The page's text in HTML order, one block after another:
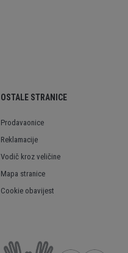
OSTALE STRANICE
Prodavaonice
Reklamacije
Vodič kroz veličine
Mapa stranice
Cookie obavijest